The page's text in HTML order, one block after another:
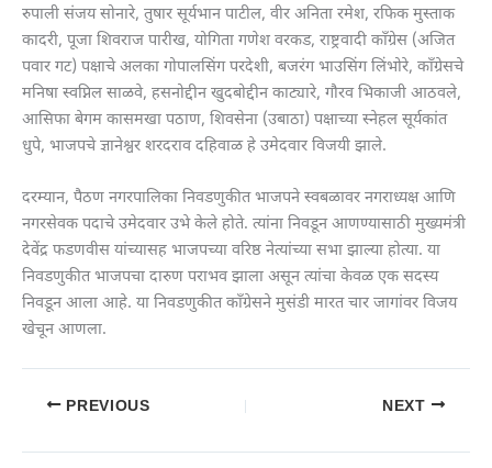
रुपाली संजय सोनारे, तुषार सूर्यभान पाटील, वीर अनिता रमेश, रफिक मुस्ताक
कादरी, पूजा शिवराज पारीख, योगिता गणेश वरकड, राष्ट्रवादी काँग्रेस (अजित
पवार गट) पक्षाचे अलका गोपालसिंग परदेशी, बजरंग भाउसिंग लिंभोरे, काँग्रेसचे
मनिषा स्वप्निल साळवे, हसनोद्दीन खुदबोद्दीन काट्यारे, गौरव भिकाजी आठवले,
आसिफा बेगम कासमखा पठाण, शिवसेना (उबाठा) पक्षाच्या स्नेहल सूर्यकांत
धुपे, भाजपचे ज्ञानेश्वर शरदराव दहिवाळ हे उमेदवार विजयी झाले.
दरम्यान, पैठण नगरपालिका निवडणुकीत भाजपने स्वबळावर नगराध्यक्ष आणि
नगरसेवक पदाचे उमेदवार उभे केले होते. त्यांना निवडून आणण्यासाठी मुख्यमंत्री
देवेंद्र फडणवीस यांच्यासह भाजपच्या वरिष्ठ नेत्यांच्या सभा झाल्या होत्या. या
निवडणुकीत भाजपचा दारुण पराभव झाला असून त्यांचा केवळ एक सदस्य
निवडून आला आहे. या निवडणुकीत काँग्रेसने मुसंडी मारत चार जागांवर विजय
खेचून आणला.
PREVIOUS NEXT